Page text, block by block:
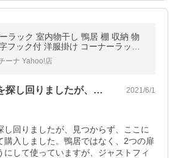
ラック 室内物干し 鴨居 棚 収納 物
フック付 洋服掛け コーナーラック
シェルフ 賃貸 アイリスオーヤマ C
ーナ Yahoo!店
ホームセンターを探し回りましたが、見つ… 2021/6/1
し回りましたが、見つからず、ここに
購入しました。鴨居ではなく、2つの扉
にして使っていますが、ジャストフィ